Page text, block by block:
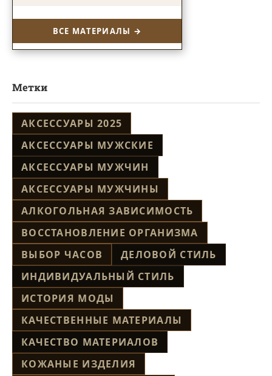
ВСЕ МАТЕРИАЛЫ →
Метки
АКСЕССУАРЫ 2025
АКСЕССУАРЫ МУЖСКИЕ
АКСЕССУАРЫ МУЖЧИН
АКСЕССУАРЫ МУЖЧИНЫ
АЛКОГОЛЬНАЯ ЗАВИСИМОСТЬ
ВОССТАНОВЛЕНИЕ ОРГАНИЗМА
ВЫБОР ЧАСОВ
ДЕЛОВОЙ СТИЛЬ
ИНДИВИДУАЛЬНЫЙ СТИЛЬ
ИСТОРИЯ МОДЫ
КАЧЕСТВЕННЫЕ МАТЕРИАЛЫ
КАЧЕСТВО МАТЕРИАЛОВ
КОЖАНЫЕ ИЗДЕЛИЯ